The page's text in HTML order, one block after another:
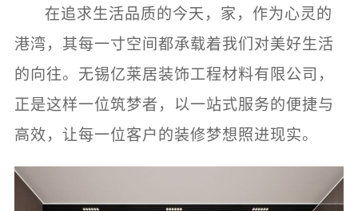
在追求生活品质的今天，家，作为心灵的
港湾，其每一寸空间都承载着我们对美好生活
的向往。无锡亿莱居装饰工程材料有限公司，
正是这样一位筑梦者，以一站式服务的便捷与
高效，让每一位客户的装修梦想照进现实。